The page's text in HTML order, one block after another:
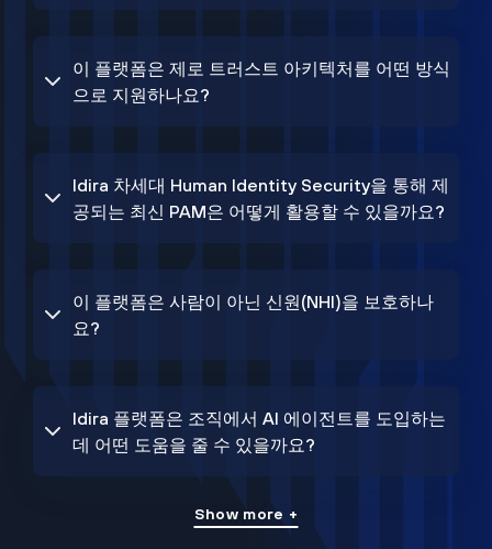
이 플랫폼은 제로 트러스트 아키텍처를 어떤 방식
으로 지원하나요?
Idira 차세대 Human Identity Security을 통해 제
공되는 최신 PAM은 어떻게 활용할 수 있을까요?
이 플랫폼은 사람이 아닌 신원(NHI)을 보호하나
요?
Idira 플랫폼은 조직에서 AI 에이전트를 도입하는
데 어떤 도움을 줄 수 있을까요?
Show more +